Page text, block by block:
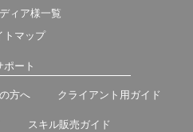
ィア様一覧
トマップ
ポート
方へ クライアント用ガイド
スキル販売ガイド